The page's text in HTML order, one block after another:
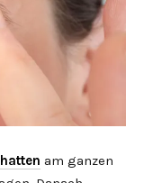
am ganzen